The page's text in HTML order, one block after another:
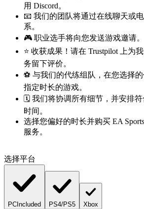
用 Discord。
📧 我们的团队将通过在线聊天或
系。
🎮 职业选手将向您发送游戏邀请。
⭐ 收获成果！请在 Trustpilot 上为
务留下评价。
⚽ 与我们的代练组队，在您选择
指定时长的游戏。
🗓️ 我们将协调所有细节，并安排
时间。
选择您偏好的时长并购买 EA
服务。
选择平台
PC Included PS4/PS5 Xbox